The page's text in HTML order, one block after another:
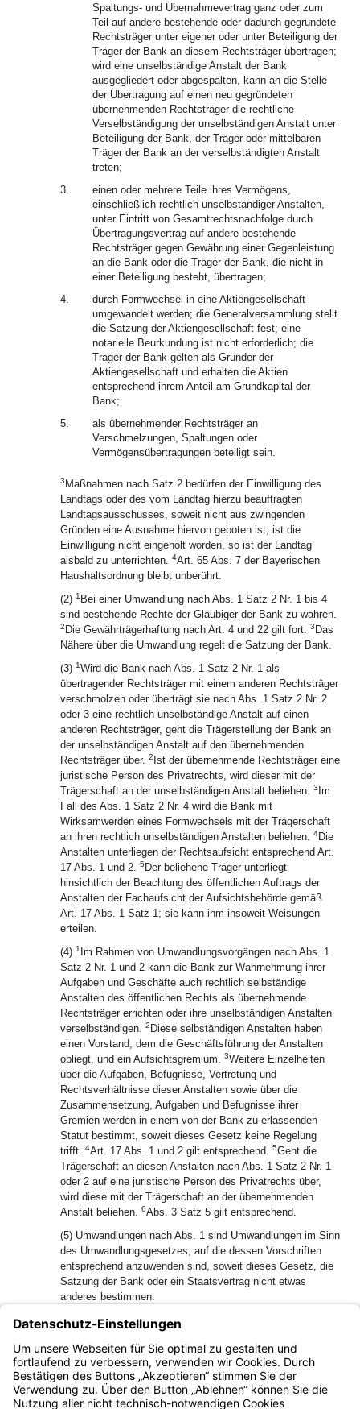
Spaltungs- und Übernahmevertrag ganz oder zum
Teil auf andere bestehende oder dadurch gegründete
Rechtsträger unter eigener oder unter Beteiligung der
Träger der Bank an diesem Rechtsträger übertragen;
wird eine unselbständige Anstalt der Bank
ausgegliedert oder abgespalten, kann an die Stelle
der Übertragung auf einen neu gegründeten
übernehmenden Rechtsträger die rechtliche
Verselbständigung der unselbständigen Anstalt unter
Beteiligung der Bank, der Träger oder mittelbaren
Träger der Bank an der verselbständigten Anstalt
treten;
3.
einen oder mehrere Teile ihres Vermögens,
einschließlich rechtlich unselbständiger Anstalten,
unter Eintritt von Gesamtrechtsnachfolge durch
Übertragungsvertrag auf andere bestehende
Rechtsträger gegen Gewährung einer Gegenleistung
an die Bank oder die Träger der Bank, die nicht in
einer Beteiligung besteht, übertragen;
4.
durch Formwechsel in eine Aktiengesellschaft
umgewandelt werden; die Generalversammlung stellt
die Satzung der Aktiengesellschaft fest; eine
notarielle Beurkundung ist nicht erforderlich; die
Träger der Bank gelten als Gründer der
Aktiengesellschaft und erhalten die Aktien
entsprechend ihrem Anteil am Grundkapital der
Bank;
5.
als übernehmender Rechtsträger an
Verschmelzungen, Spaltungen oder
Vermögensübertragungen beteiligt sein.
3 Maßnahmen nach Satz 2 bedürfen der Einwilligung des
Landtags oder des vom Landtag hierzu beauftragten
Landtagsausschusses, soweit nicht aus zwingenden
Gründen eine Ausnahme hiervon geboten ist; ist die
Einwilligung nicht eingeholt worden, so ist der Landtag
alsbald zu unterrichten. 4Art. 65 Abs. 7 der Bayerischen
Haushaltsordnung bleibt unberührt.
(2) 1 Bei einer Umwandlung nach Abs. 1 Satz 2 Nr. 1 bis 4
sind bestehende Rechte der Gläubiger der Bank zu wahren.
2 Die Gewährträgerhaftung nach Art. 4 und 22 gilt fort. 3 Das
Nähere über die Umwandlung regelt die Satzung der Bank.
(3) 1Wird die Bank nach Abs. 1 Satz 2 Nr. 1 als
übertragender Rechtsträger mit einem anderen Rechtsträger
verschmolzen oder überträgt sie nach Abs. 1 Satz 2 Nr. 2
oder 3 eine rechtlich unselbständige Anstalt auf einen
anderen Rechtsträger, geht die Trägerstellung der Bank an
der unselbständigen Anstalt auf den übernehmenden
Rechtsträger über. 2 Ist der übernehmende Rechtsträger eine
juristische Person des Privatrechts, wird dieser mit der
Trägerschaft an der unselbständigen Anstalt beliehen. 3 Im
Fall des Abs. 1 Satz 2 Nr. 4 wird die Bank mit
Wirksamwerden eines Formwechsels mit der Trägerschaft
an ihren rechtlich unselbständigen Anstalten beliehen. 4Die
Anstalten unterliegen der Rechtsaufsicht entsprechend Art.
17 Abs. 1 und 2. 5 Der beliehene Träger unterliegt
hinsichtlich der Beachtung des öffentlichen Auftrags der
Anstalten der Fachaufsicht der Aufsichtsbehörde gemäß
Art. 17 Abs. 1 Satz 1; sie kann ihm insoweit Weisungen
erteilen.
(4) 1 Im Rahmen von Umwandlungsvorgängen nach Abs. 1
Satz 2 Nr. 1 und 2 kann die Bank zur Wahrnehmung ihrer
Aufgaben und Geschäfte auch rechtlich selbständige
Anstalten des öffentlichen Rechts als übernehmende
Rechtsträger errichten oder ihre unselbständigen Anstalten
verselbständigen. 2 Diese selbständigen Anstalten haben
einen Vorstand, dem die Geschäftsführung der Anstalten
obliegt, und ein Aufsichtsgremium. 3Weitere Einzelheiten
über die Aufgaben, Befugnisse, Vertretung und
Rechtsverhältnisse dieser Anstalten sowie über die
Zusammensetzung, Aufgaben und Befugnisse ihrer
Gremien werden in einem von der Bank zu erlassenden
Statut bestimmt, soweit dieses Gesetz keine Regelung
trifft. 4Art. 17 Abs. 1 und 2 gilt entsprechend. 5Geht die
Trägerschaft an diesen Anstalten nach Abs. 1 Satz 2 Nr. 1
oder 2 auf eine juristische Person des Privatrechts über,
wird diese mit der Trägerschaft an der übernehmenden
Anstalt beliehen. 6Abs. 3 Satz 5 gilt entsprechend.
(5) Umwandlungen nach Abs. 1 sind Umwandlungen im Sinn
des Umwandlungsgesetzes, auf die dessen Vorschriften
entsprechend anzuwenden sind, soweit dieses Gesetz, die
Satzung der Bank oder ein Staatsvertrag nicht etwas
anderes bestimmen.
(6) Bei Umwandlungen nach Abs. 1 ist das besondere
Interesse der Träger, im Fall der Beleihung der mittelbaren
Träger an der Aufgabenerfüllung der unselbständigen
Anstalten zu berücksichtigen.